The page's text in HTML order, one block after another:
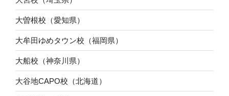
大曽根校（愛知県）
大牟田ゆめタウン校（福岡県）
大船校（神奈川県）
大谷地CAPO校（北海道）